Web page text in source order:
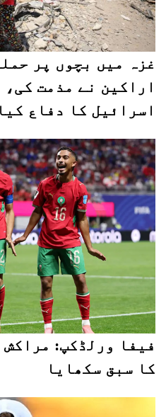
غزہ میں بچوں پر
اراکین نے مذمت
اسرائیل کا دفاع کیا
فیفا ورلڈکپ:
کا سبق سکھایا